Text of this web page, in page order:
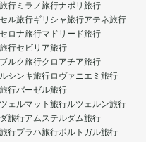
行 ミラノ旅行ナポリ旅行
ル旅行ギリシャ旅行アテネ旅行
ロナ旅行マドリード旅行
行セビリア旅行
ルク旅行クロアチア旅行
シンキ旅行ロヴァニエミ旅行
行バーゼル旅行
ツェルマット旅行ルツェルン旅行
旅行アムステルダム旅行
行プラハ旅行ポルトガル旅行